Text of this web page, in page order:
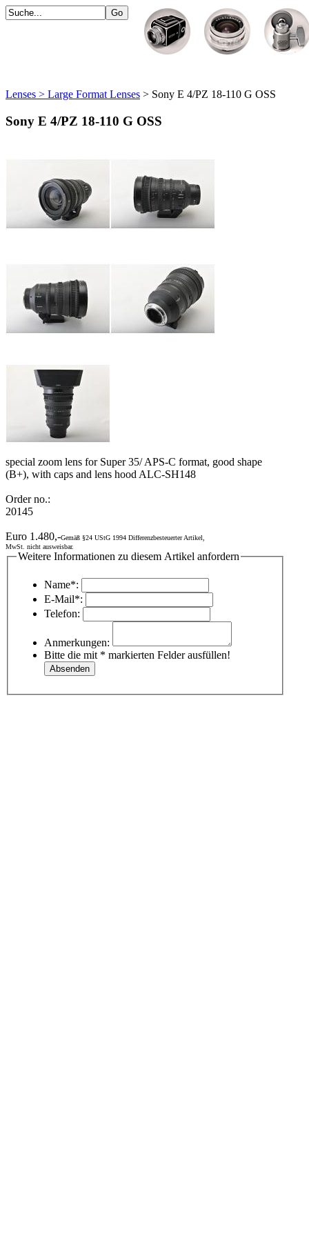
Lenses > Large Format Lenses > Sony E 4/PZ 18-110 G OSS
Sony E 4/PZ 18-110 G OSS
special zoom lens for Super 35/ APS-C format, good shape
(B+), with caps and lens hood ALC-SH148
Order no.:
20145
Euro 1.480,-Gemäß §24 UStG 1994 Differenzbesteuerter Artikel,
MwSt. nicht ausweisbar.
Weitere Informationen zu diesem Artikel anfordern
Name*:
E-Mail*:
Telefon:
Anmerkungen:
Bitte die mit * markierten Felder ausfüllen!